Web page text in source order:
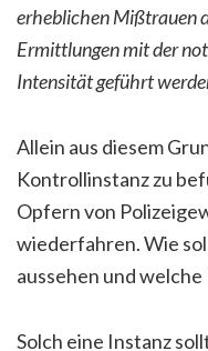
erheblichen Mißtrauen
Ermittlungen mit der
Intensität geführt
Allein aus diesem
Kontrollinstanz zu
Opfern von
wiederfahren. Wie
aussehen und
Solch eine Instanz